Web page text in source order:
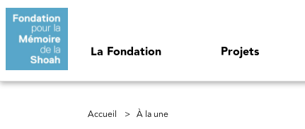
Aller au contenu principal
La Fondation Projets
Fil d'Ariane
Accueil À la une